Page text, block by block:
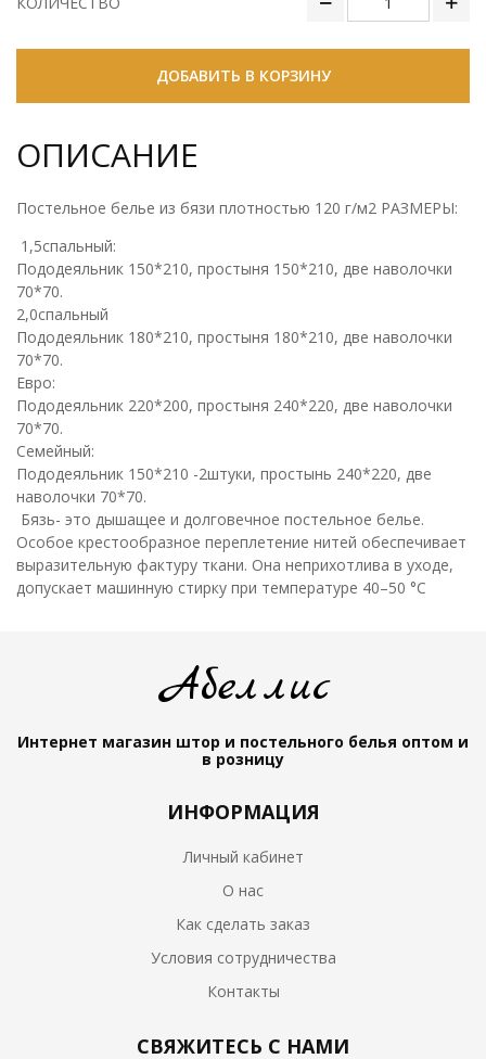
ДОБАВИТЬ В КОРЗИНУ
ОПИСАНИЕ
Постельное белье из бязи плотностью 120 г/м2 РАЗМЕРЫ:
1,5спальный:
Пододеяльник 150*210, простыня 150*210, две наволочки
70*70.
2,0спальный
Пододеяльник 180*210, простыня 180*210, две наволочки
70*70.
Евро:
Пододеяльник 220*200, простыня 240*220, две наволочки
70*70.
Семейный:
Пододеяльник 150*210 -2штуки, простынь 240*220, две
наволочки 70*70.
Бязь- это дышащее и долговечное постельное белье.
Особое крестообразное переплетение нитей обеспечивает
выразительную фактуру ткани. Она неприхотлива в уходе,
допускает машинную стирку при температуре 40–50 °C
Абеллис
Интернет магазин штор и постельного белья оптом и
в розницу
ИНФОРМАЦИЯ
Личный кабинет
О нас
Как сделать заказ
Условия сотрудничества
Контакты
СВЯЖИТЕСЬ С НАМИ